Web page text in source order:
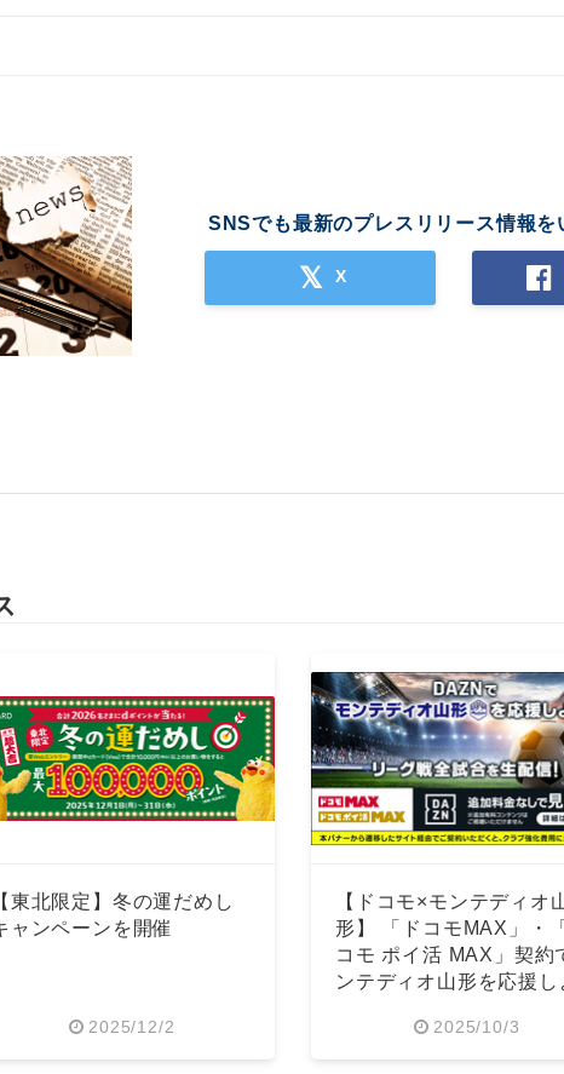
SNSでも最新のプレスリリース情報を
X
【東北限定】冬の運だめし
ャンペーンを開催
2025/12/2
【ドコモ×モンテディオ
形】 「ドコモMAX」・
コモ ポイ活 MAX」契約
ンテディオ山形を応援し
2025/10/3